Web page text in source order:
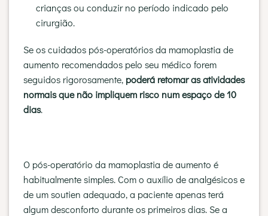
crianças ou conduzir no período indicado pelo
cirurgião.
Se os cuidados pós-operatórios da mamoplastia de
aumento recomendados pelo seu médico forem
seguidos rigorosamente, poderá retomar as atividades
normais que não impliquem risco num espaço de 10
dias.
O pós-operatório da mamoplastia de aumento é
habitualmente simples. Com o auxílio de analgésicos e
de um soutien adequado, a paciente apenas terá
algum desconforto durante os primeiros dias. Se a